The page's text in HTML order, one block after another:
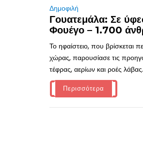
Δημοφιλή
Γουατεμάλα: Σε
Φουέγο – 1.700
Το ηφαίστειο, που βρίσκεται
χώρας, παρουσίασε τις
τέφρας, αερίων και ροές λάβας.
Περισσότερα